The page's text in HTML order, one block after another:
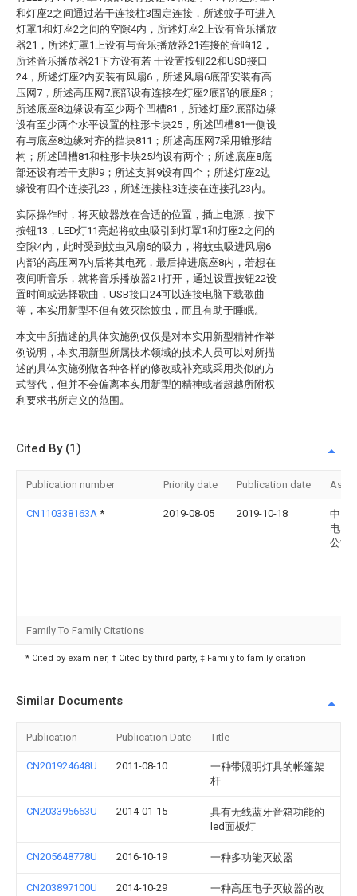
和灯座2之间通过若干连接柱3固定连接，所述蚊子可进入
灯罩1和灯座2之间的空隙4内，所述灯座2上设有音乐播放
器21，所述灯罩1上设有与音乐播放器21连接的音响12，
所述音乐播放器21下方设有若 干设置按钮22和USB接口
24，所述灯座2内安装有风扇6，所述风扇6底部安装有高
压网7，所述高压网7底部设有连接在灯座2底部的底座8；
所述底座8边缘设有至少两个凹槽81，所述灯座2底部边缘
设有至少两个水平设置的柱形卡块25，所述凹槽81一侧设
有与底座8边缘对齐的挡块811；所述高压网7采用锥形结
构；所述凹槽81和柱形卡块25均设有两个；所述底座8底
部还设有若干支脚9；所述支脚9设有四个；所述灯座2边
缘设有四个连接孔23，所述连接柱3连接在连接孔23内。
实际操作时，将灭蚊器放在合适的位置，插上电源，按下
按钮13，LED灯11亮起将蚊虫吸引到灯罩1和灯座2之间的
空隙4内，此时受到蚊虫风扇6的吸力，将蚊虫吸进风扇6
内部的高压网7内后将其电死，最后掉进底座8内，若想在
夜间听音乐，就将音乐播放器21打开，通过设置按钮22设
置时间或选择歌曲，USB接口24可以连接电脑下载歌曲
等，本实用新型不但有效灭除蚊虫，而且有助于睡眠。
本文中所描述的具体实施例仅仅是对本实用新型精神作举
例说明，本实用新型所属技术领域的技术人员可以对所描
述的具体实施例做各种各样的修改或补充或采用类似的方
式替代，但并不会偏离本实用新型的精神或者超越所附权
利要求书所定义的范围。
Cited By (1)
Publication number Priority date Publication date
CN110338163A * 2019-08-05 2019-10-18
中山
电器
公司
Family To Family Citations
* Cited by examiner, † Cited by third party, ‡ Family to family citation
Similar Documents
Publication Publication Date Title
CN201924648U 2011-08-10
一种带照明灯具的帐篷架
杆
CN203395663U 2014-01-15
具有无线蓝牙音箱功能的
led面板灯
CN205648778U 2016-10-19 一种多功能灭蚊器
CN203897100U 2014-10-29
一种高压电子灭蚊器的改